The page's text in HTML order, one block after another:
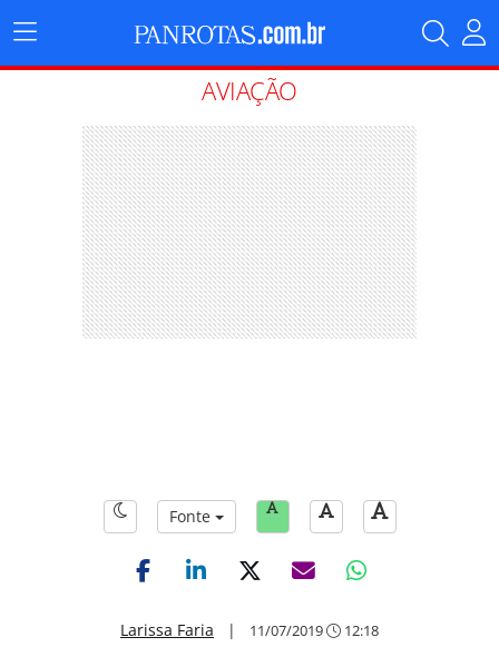
Menu
Principal
AVIAÇÃO
Fonte
Larissa Faria | 11/07/2019 12:18